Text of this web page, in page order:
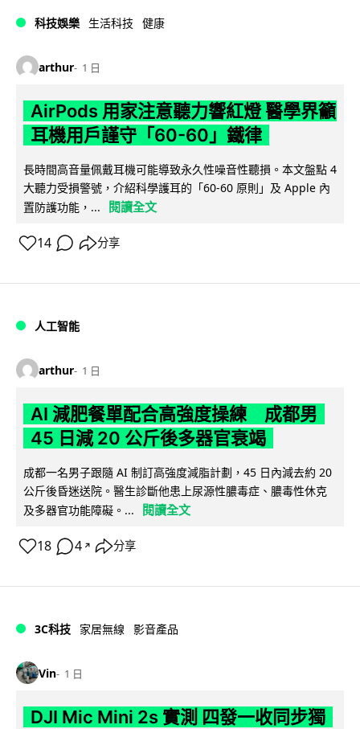
科技娛樂 生活科技 健康
arthur 1 日
AirPods 用家注意聽力響紅燈 醫學界籲
耳機用戶謹守「60-60」鐵律
長時間高音量佩戴耳機可能導致永久性噪音性聽損。本文盤點 4
大聽力受損警號，介紹科學護耳的「60-60 原則」及 Apple 內
置防護功能，...
閱讀全文
14 分享
人工智能
arthur 1 日
AI 減肥餐單配合高強度操練 成都男
45 日減 20 公斤後多器官衰竭
成都一名男子跟隨 AI 制訂高強度減脂計劃，45 日內減去約 20
公斤後昏迷送院。醫生診斷他患上尿源性膿毒症、膿毒性休克
及多器官功能障礙。...
閱讀全文
18 4 ↗ 分享
3C科技 家居無線 影音產品
Vin 1 日
DJI Mic Mini 2s 實測 四發一收同步獨